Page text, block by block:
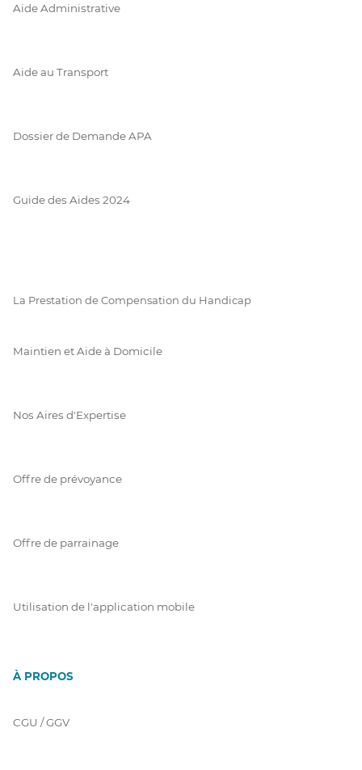
Aide Administrative
Aide au Transport
Dossier de Demande APA
Guide des Aides 2024
La Prestation de Compensation du Handicap
Maintien et Aide à Domicile
Nos Aires d'Expertise
Offre de prévoyance
Offre de parrainage
Utilisation de l'application mobile
À PROPOS
CGU / GGV